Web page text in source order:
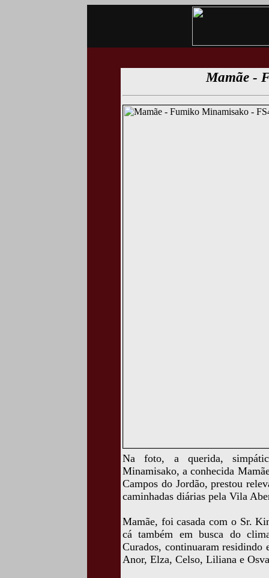
Mamãe -
Na foto, a querida,
Minamisako, a conhecida
Campos do Jordão, prestou
caminhadas diárias pela Vila
Mamãe, foi casada com o Sr.
cá também em busca do
Curados, continuaram residindo
Anor, Elza, Celso, Liliana e